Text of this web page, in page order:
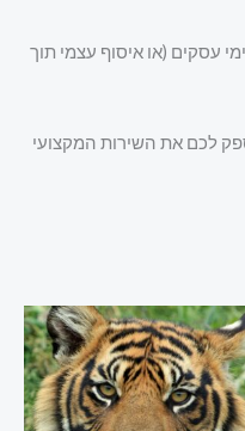
משלוח עד 14 ימי עסקים (או איסוף עצמי תוך
לכם את השירות המקצועי
למוצר
זה
יש
מספר